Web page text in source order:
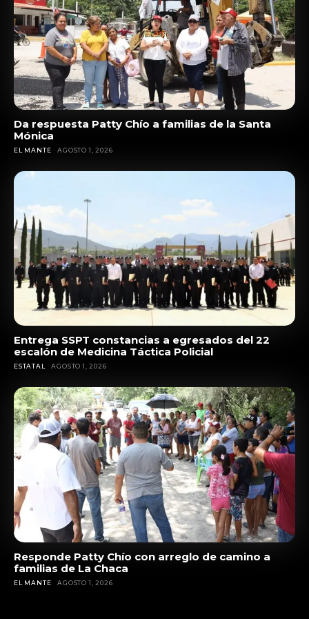
Da respuesta Patty Chío a familias de la Santa
Mónica
EL MANTE AGOSTO 1, 2026
Entrega SSPT constancias a egresados del 22
escalón de Medicina Táctica Policial
ESTATAL AGOSTO 1, 2026
Responde Patty Chío con arreglo de camino a
familias de La Chaca
EL MANTE AGOSTO 1, 2026